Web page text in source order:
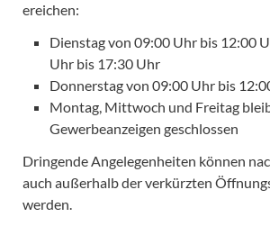
ereichen:
Dienstag von 09:00 Uhr bis 12:00
Uhr bis 17:30 Uhr
Donnerstag von 09:00 Uhr bis
Montag, Mittwoch und Freitag
Gewerbeanzeigen geschlossen
Dringende Angelegenheiten können
auch außerhalb der verkürzten
werden.